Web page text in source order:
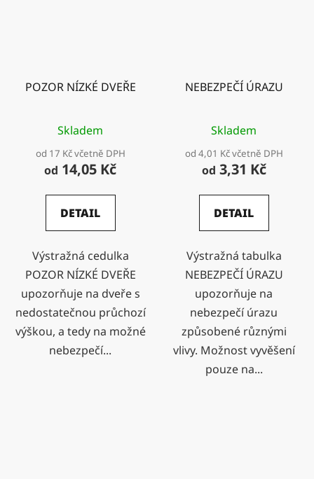
POZOR NÍZKÉ DVEŘE
Skladem
od 17 Kč včetně DPH
od 14,05 Kč
DETAIL
Výstražná cedulka
POZOR NÍZKÉ DVEŘE
upozorňuje na dveře s
nedostatečnou průchozí
výškou, a tedy na možné
nebezpečí...
NEBEZPEČÍ ÚRAZU
Skladem
od 4,01 Kč včetně DPH
od 3,31 Kč
DETAIL
Výstražná tabulka
NEBEZPEČÍ ÚRAZU
upozorňuje na
nebezpečí úrazu
způsobené různými
vlivy. Možnost vyvěšení
pouze na...